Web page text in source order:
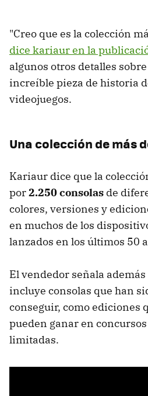
"Creo que es la colección
dice kariaur en la
algunos otros detalles
increíble pieza de historia
videojuegos.
Una colección de más
Kariaur dice que la
por2.250 consolas de
colores, versiones y
en muchos de los
lanzados en los últimos 50
El vendedor señala
incluye consolas que han
conseguir, como ediciones
pueden ganar en
limitadas.